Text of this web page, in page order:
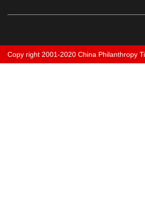
Copy right 2001-2020 China Philanthropy